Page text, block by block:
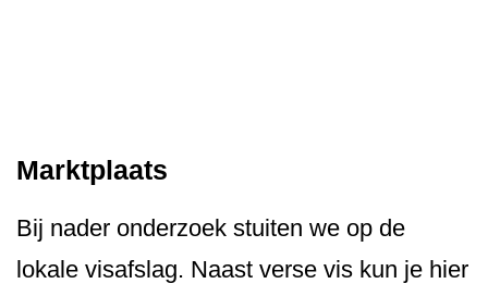
Marktplaats
Bij nader onderzoek stuiten we op de
lokale visafslag. Naast verse vis kun je hier